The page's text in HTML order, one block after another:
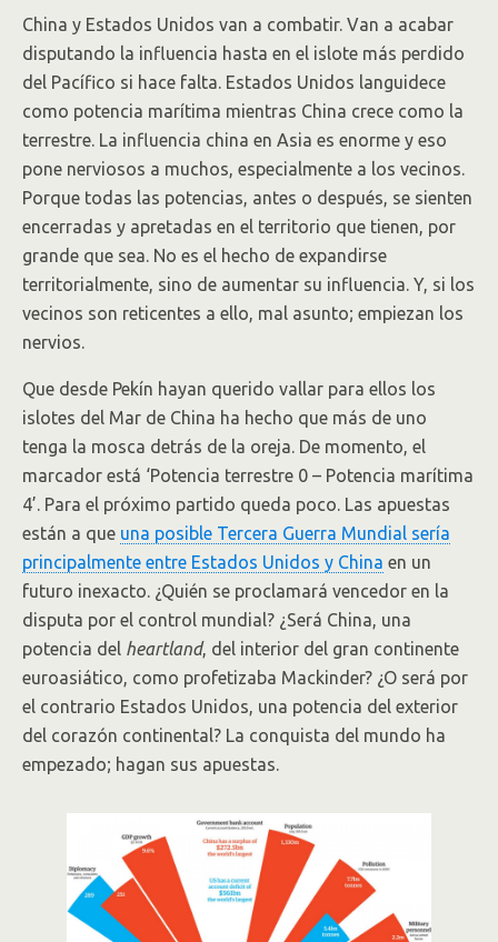
China y Estados Unidos van a combatir. Van a acabar
disputando la influencia hasta en el islote más perdido
del Pacífico si hace falta. Estados Unidos languidece
como potencia marítima mientras China crece como la
terrestre. La influencia china en Asia es enorme y eso
pone nerviosos a muchos, especialmente a los vecinos.
Porque todas las potencias, antes o después, se sienten
encerradas y apretadas en el territorio que tienen, por
grande que sea. No es el hecho de expandirse
territorialmente, sino de aumentar su influencia. Y, si los
vecinos son reticentes a ello, mal asunto; empiezan los
nervios.
Que desde Pekín hayan querido vallar para ellos los
islotes del Mar de China ha hecho que más de uno
tenga la mosca detrás de la oreja. De momento, el
marcador está ‘Potencia terrestre 0 – Potencia marítima
4’. Para el próximo partido queda poco. Las apuestas
están a que una posible Tercera Guerra Mundial sería
principalmente entre Estados Unidos y China en un
futuro inexacto. ¿Quién se proclamará vencedor en la
disputa por el control mundial? ¿Será China, una
potencia del heartland, del interior del gran continente
euroasiático, como profetizaba Mackinder? ¿O será por
el contrario Estados Unidos, una potencia del exterior
del corazón continental? La conquista del mundo ha
empezado; hagan sus apuestas.